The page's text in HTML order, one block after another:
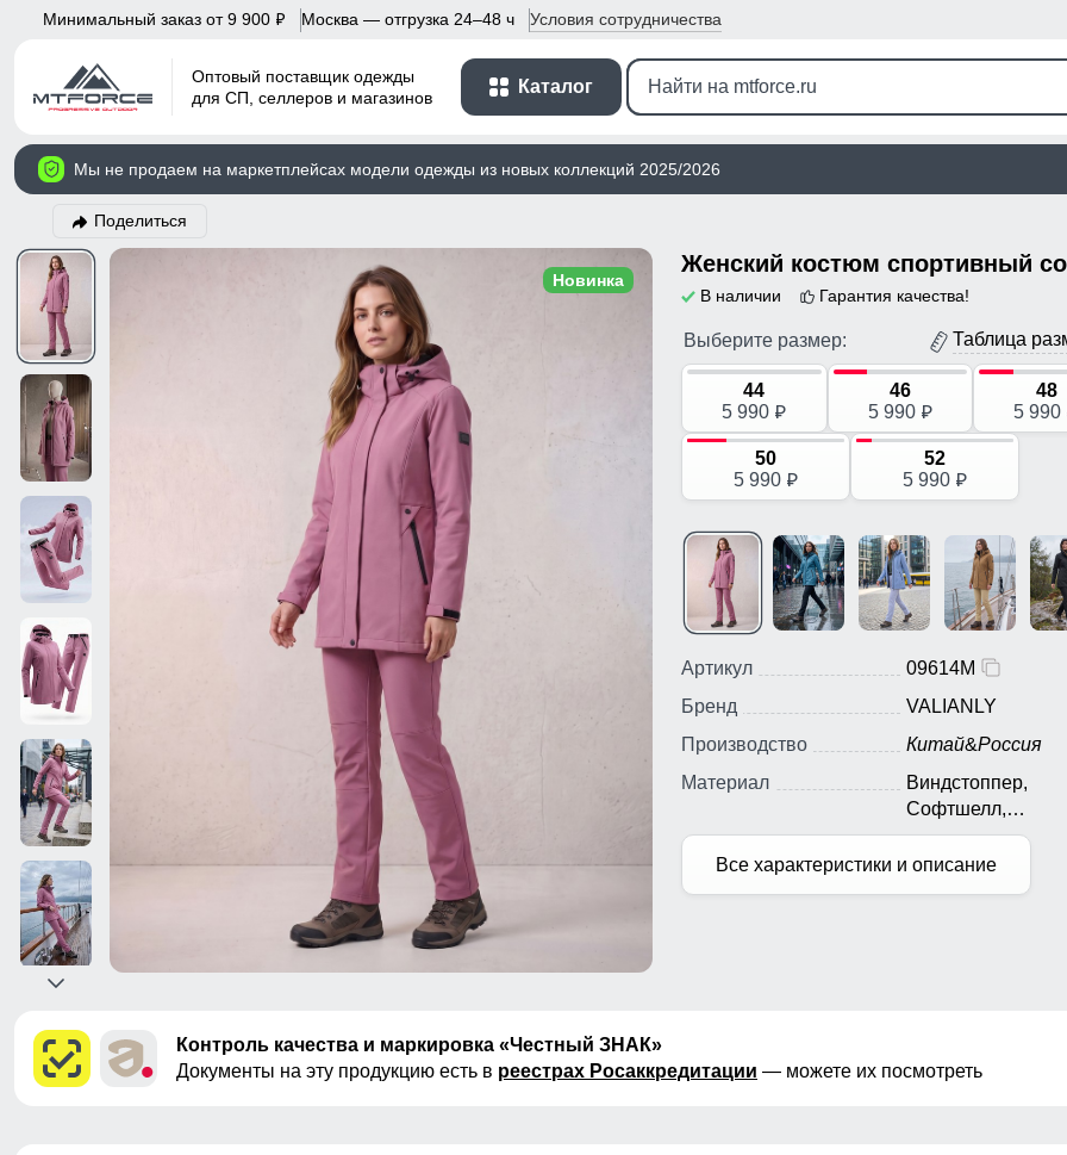
Минимальный заказ от 9 900 p Москва — отгрузка 24–48 ч Условия сотрудничества
Оптовый поставщик одежды
для СП, селлеров и магазинов
Каталог
Мы не продаем на маркетплейсах модели одежды из новых коллекций 2025/2026
Поделиться
Новинка
В наличии Гарантия качества!
Выберите размер: Таблица
44
5 990 p
46
5 990 p
48
5 990
50
5 990 p
52
5 990 p
Артикул
09614M
Бренд
VALIANLY
Производство
Китай&Россия
Материал
Виндстоппер,
Софтшелл,
Мембранный
Полиэстер
Все характеристики и описание
Контроль качества и маркировка «Честный ЗНАК»
Документы на эту продукцию есть в реестрах Росаккредитации — можете их посмотреть